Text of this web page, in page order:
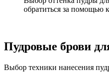
обратиться за помощью
Пудровые брови
Выбор техники нанесения